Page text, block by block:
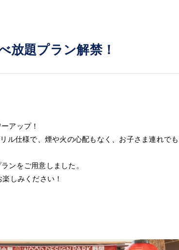
放題プラン解禁！
アップ！
仕様で、煙や火の心配もなく、お子さま連れでも
ンをご用意しました。
しみください！